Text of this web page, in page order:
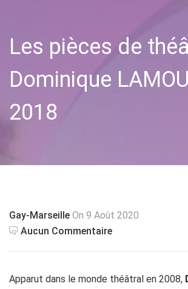
Les pièces de
Dominique
2018
Gay-Marseille On 9 Août 2020
Aucun Commentaire
Apparut dans le monde théâtral en 2008,